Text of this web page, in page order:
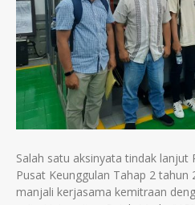
Salah satu aksinyata tindak lanjut
Pusat Keunggulan Tahap 2 tahun
manjali kerjasama kemitraan